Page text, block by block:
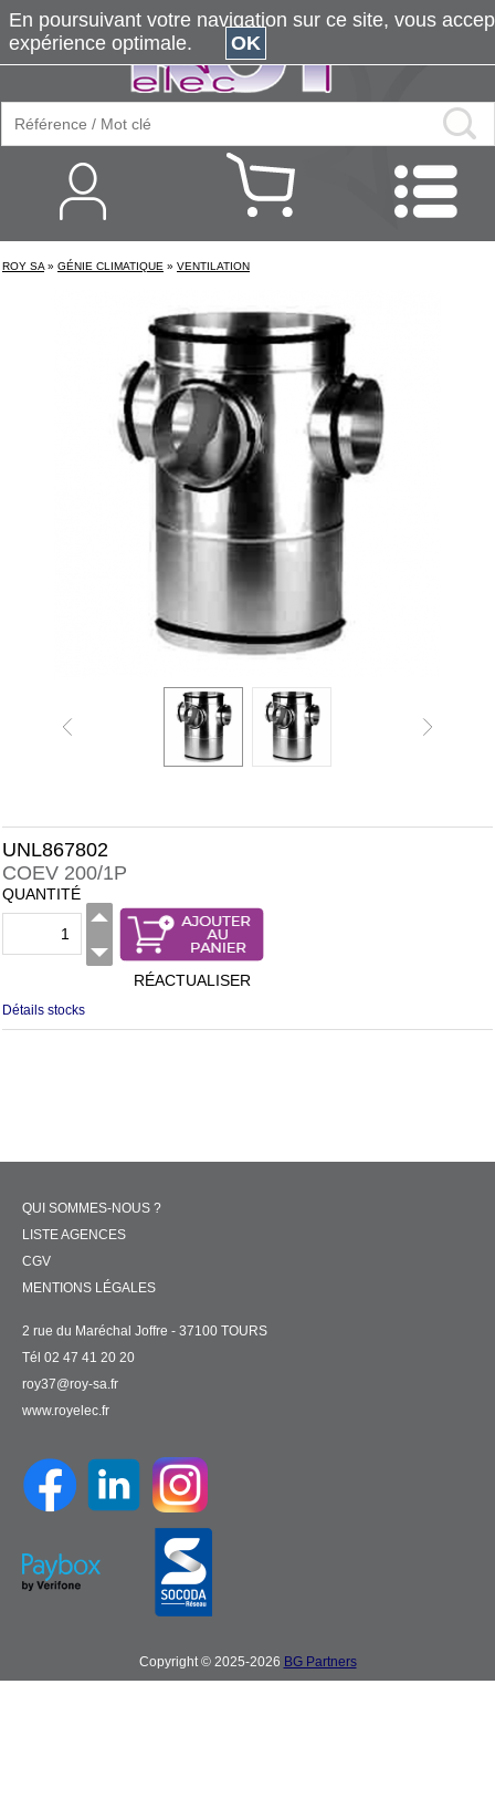
ROY SA » GÉNIE CLIMATIQUE » VENTILATION
UNL867802
COEV 200/1P
QUANTITÉ
RÉACTUALISER
Détails stocks
QUI SOMMES-NOUS ?
LISTE AGENCES
CGV
MENTIONS LÉGALES
2 rue du Maréchal Joffre - 37100 TOURS
Tél 02 47 41 20 20
roy37@roy-sa.fr
www.royelec.fr
Copyright © 2025-2026 BG Partners
En poursuivant votre navigation sur ce site, vous
expérience optimale.
OK